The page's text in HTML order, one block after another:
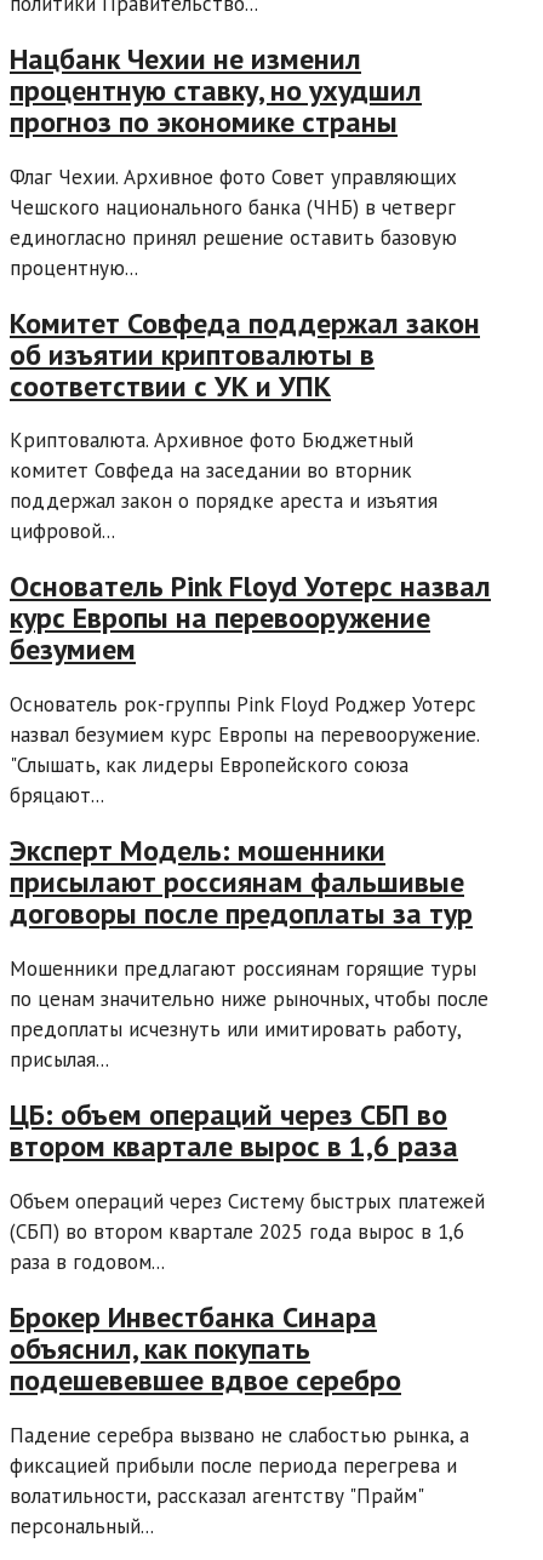
Нацбанк Чехии не изменил
процентную ставку, но ухудшил
прогноз по экономике страны
Флаг Чехии. Архивное фото Совет управляющих
Чешского национального банка (ЧНБ) в четверг
единогласно принял решение оставить базовую
процентную...
Комитет Совфеда поддержал закон
об изъятии криптовалюты в
соответствии с УК и УПК
Криптовалюта. Архивное фото Бюджетный
комитет Совфеда на заседании во вторник
поддержал закон о порядке ареста и изъятия
цифровой...
Основатель Pink Floyd Уотерс назвал
курс Европы на перевооружение
безумием
Основатель рок-группы Pink Floyd Роджер Уотерс
назвал безумием курс Европы на перевооружение.
"Слышать, как лидеры Европейского союза
бряцают...
Эксперт Модель: мошенники
присылают россиянам фальшивые
договоры после предоплаты за тур
Мошенники предлагают россиянам горящие туры
по ценам значительно ниже рыночных, чтобы после
предоплаты исчезнуть или имитировать работу,
присылая...
ЦБ: объем операций через СБП во
втором квартале вырос в 1,6 раза
Объем операций через Систему быстрых платежей
(СБП) во втором квартале 2025 года вырос в 1,6
раза в годовом...
Брокер Инвестбанка Синара
объяснил, как покупать
подешевевшее вдвое серебро
Падение серебра вызвано не слабостью рынка, а
фиксацией прибыли после периода перегрева и
волатильности, рассказал агентству "Прайм"
персональный...